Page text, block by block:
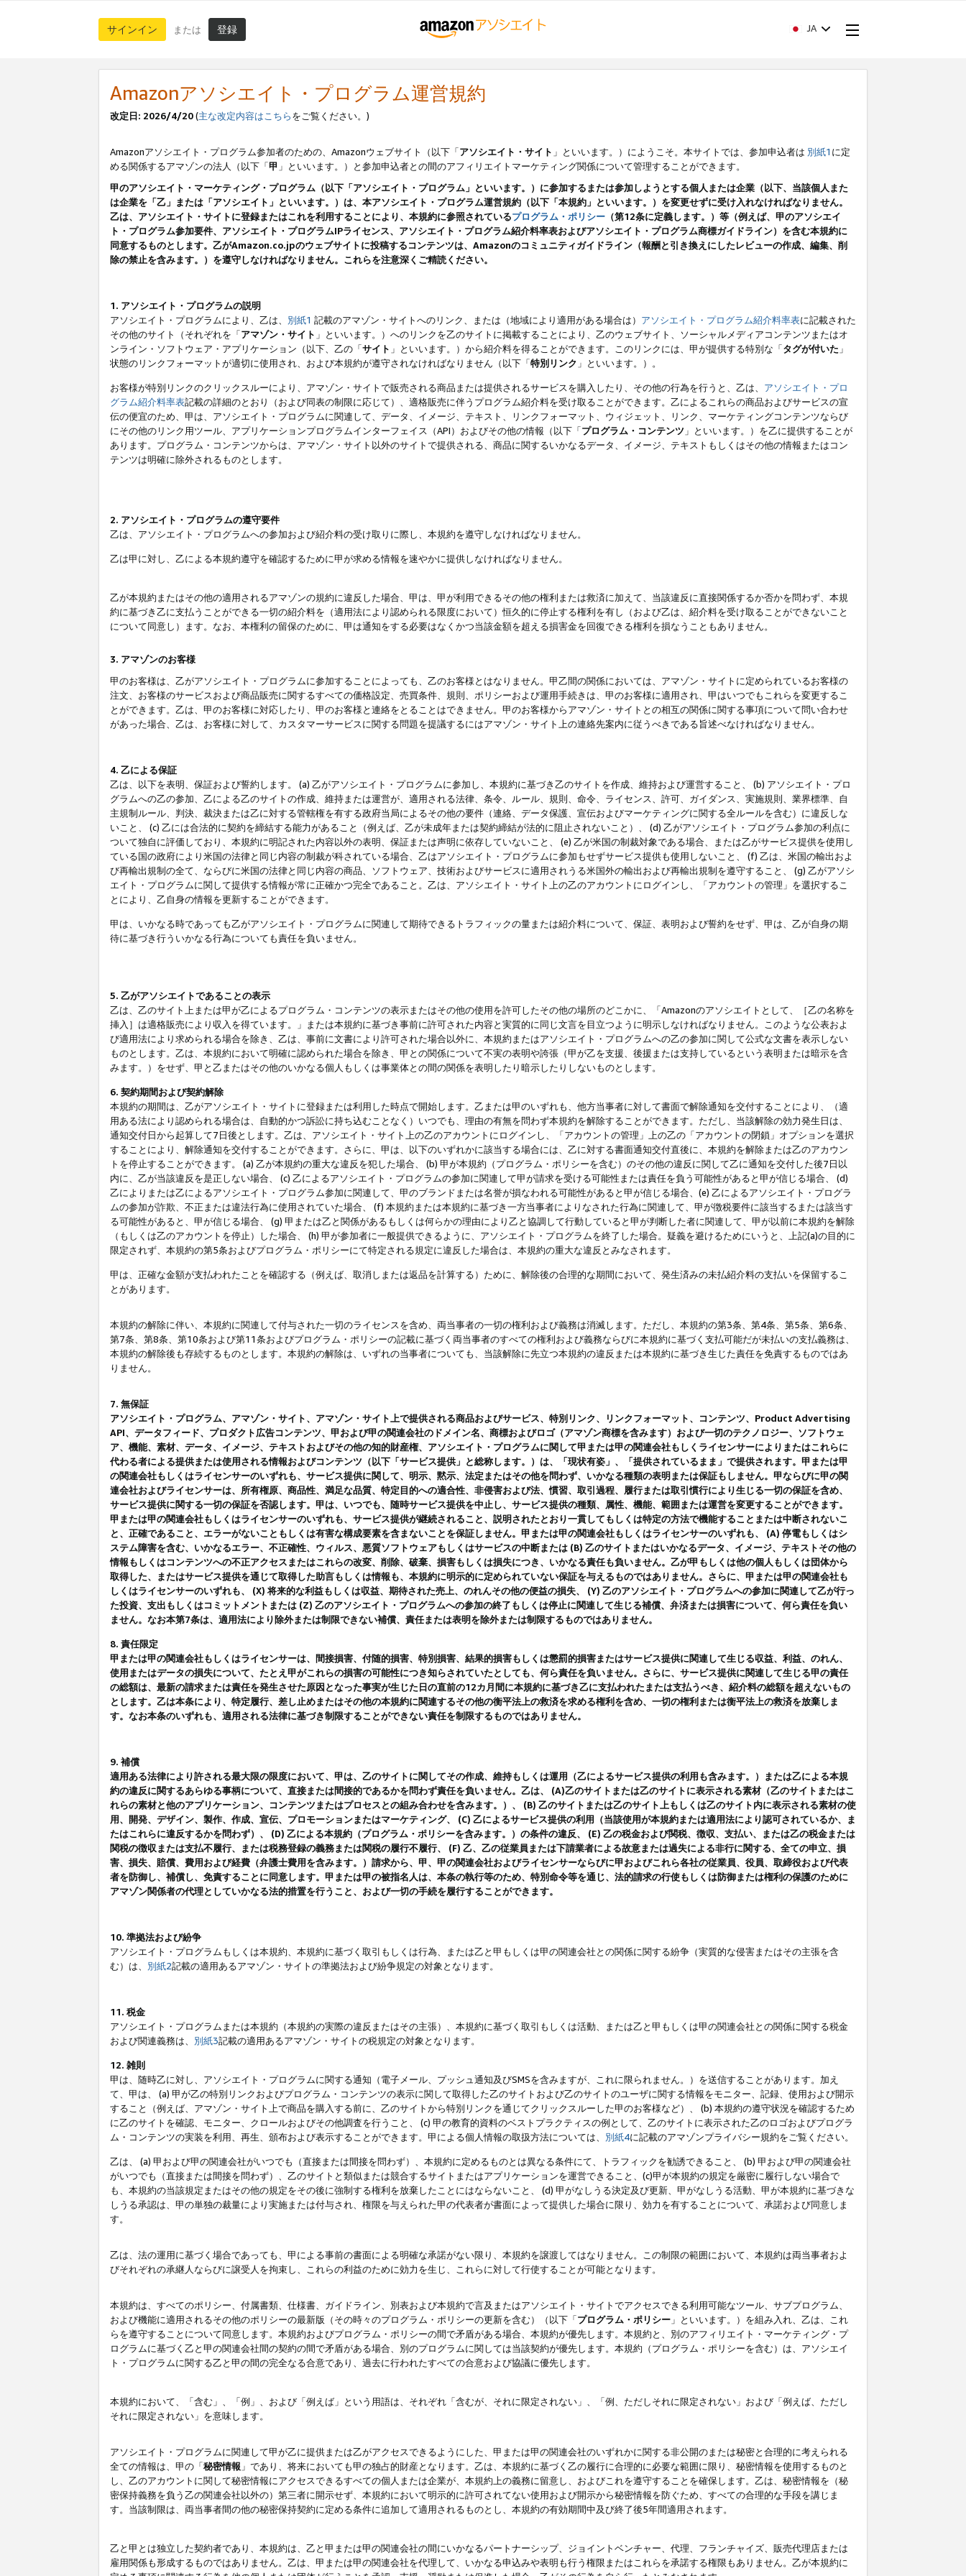
サインイン または 登録 JA
Amazonアソシエイト・プログラム運営規約
改定日: 2026/4/20(主な改定内容はこちらをご覧ください。)
Amazonアソシエイト・プログラム参加者のための、Amazonウェブサイト（以下「アソシエイト・サイト 」といいます。）にようこそ。本サイトでは、参加申込者は 別紙1 に定
める関係するアマゾンの法人（以下「甲 」といいます。）と参加申込者との間のアフィリエイトマーケティング関係について管理することができます。
甲のアソシエイト・マーケティング・プログラム（以下「アソシエイト・プログラム」といいます。）に参加するまたは参加しようとする個人または企業（以下、当該個人また
は企業を「乙」または「アソシエイト」といいます。）は、本アソシエイト・プログラム運営規約（以下「本規約」といいます。）を変更せずに受け入れなければなりません。
乙は、アソシエイト・サイトに登録またはこれを利用することにより、本規約に参照されているプログラム・ポリシー （第12条に定義します。）等（例えば、甲のアソシエイ
ト・プログラム参加要件、アソシエイト・プログラムIPライセンス、アソシエイト・プログラム紹介料率表およびアソシエイト・プログラム商標ガイドライン）を含む本規約に
同意するものとします。乙がAmazon.co.jpのウェブサイトに投稿するコンテンツは、Amazonのコミュニティガイドライン（報酬と引き換えにしたレビューの作成、編集、削
除の禁止を含みます。）を遵守しなければなりません。これらを注意深くご精読ください。
1. アソシエイト・プログラムの説明
アソシエイト・プログラムにより、乙は、 別紙1 記載のアマゾン・サイトへのリンク、または（地域により適用がある場合は） アソシエイト・プログラム紹介料率表に記載された
その他のサイト（それぞれを「アマゾン・サイト 」といいます。）へのリンクを乙のサイトに掲載することにより、乙のウェブサイト、ソーシャルメディアコンテンツまたはオ
ンライン・ソフトウェア・アプリケーション（以下、乙の「サイト 」といいます。）から紹介料を得ることができます。このリンクには、甲が提供する特別な「タグが付いた 」
状態のリンクフォーマットが適切に使用され、および本規約が遵守されなければなりません（以下「特別リンク 」といいます。）。
お客様が特別リンクのクリックスルーにより、アマゾン・サイトで販売される商品または提供されるサービスを購入したり、その他の行為を行うと、乙は、 アソシエイト・プロ
グラム紹介料率表記載の詳細のとおり（および同表の制限に応じて）、適格販売に伴うプログラム紹介料を受け取ることができます。乙によるこれらの商品およびサービスの宣
伝の便宜のため、甲は、アソシエイト・プログラムに関連して、データ、イメージ、テキスト、リンクフォーマット、ウィジェット、リンク、マーケティングコンテンツならび
にその他のリンク用ツール、アプリケーションプログラムインターフェイス（API）およびその他の情報（以下「プログラム・コンテンツ 」といいます。）を乙に提供することが
あります。プログラム・コンテンツからは、アマゾン・サイト以外のサイトで提供される、商品に関するいかなるデータ、イメージ、テキストもしくはその他の情報またはコン
テンツは明確に除外されるものとします。
2. アソシエイト・プログラムの遵守要件
乙は、アソシエイト・プログラムへの参加および紹介料の受け取りに際し、本規約を遵守しなければなりません。
乙は甲に対し、乙による本規約遵守を確認するために甲が求める情報を速やかに提供しなければなりません。
乙が本規約またはその他の適用されるアマゾンの規約に違反した場合、甲は、甲が利用できるその他の権利または救済に加えて、当該違反に直接関係するか否かを問わず、本規
約に基づき乙に支払うことができる一切の紹介料を（適用法により認められる限度において）恒久的に停止する権利を有し（および乙は、紹介料を受け取ることができないこと
について同意し）ます。なお、本権利の留保のために、甲は通知をする必要はなくかつ当該金額を超える損害金を回復できる権利を損なうこともありません。
3. アマゾンのお客様
甲のお客様は、乙がアソシエイト・プログラムに参加することによっても、乙のお客様とはなりません。甲乙間の関係においては、アマゾン・サイトに定められているお客様の
注文、お客様のサービスおよび商品販売に関するすべての価格設定、売買条件、規則、ポリシーおよび運用手続きは、甲のお客様に適用され、甲はいつでもこれらを変更するこ
とができます。乙は、甲のお客様に対応したり、甲のお客様と連絡をとることはできません。甲のお客様からアマゾン・サイトとの相互の関係に関する事項について問い合わせ
があった場合、乙は、お客様に対して、カスタマーサービスに関する問題を提議するにはアマゾン・サイト上の連絡先案内に従うべきである旨述べなければなりません。
4. 乙による保証
乙は、以下を表明、保証および誓約します。 (a) 乙がアソシエイト・プログラムに参加し、本規約に基づき乙のサイトを作成、維持および運営すること、 (b) アソシエイト・プロ
グラムへの乙の参加、乙による乙のサイトの作成、維持または運営が、適用される法律、条令、ルール、規則、命令、ライセンス、許可、ガイダンス、実施規則、業界標準、自
主規制ルール、判決、裁決または乙に対する管轄権を有する政府当局によるその他の要件（連絡、データ保護、宣伝およびマーケティングに関する全ルールを含む）に違反しな
いこと、 (c) 乙には合法的に契約を締結する能力があること（例えば、乙が未成年または契約締結が法的に阻止されないこと）、 (d) 乙がアソシエイト・プログラム参加の利点に
ついて独自に評価しており、本規約に明記された内容以外の表明、保証または声明に依存していないこと、 (e) 乙が米国の制裁対象である場合、または乙がサービス提供を使用し
ている国の政府により米国の法律と同じ内容の制裁が科されている場合、乙はアソシエイト・プログラムに参加もせずサービス提供も使用しないこと、 (f) 乙は、米国の輸出およ
び再輸出規制の全て、ならびに米国の法律と同じ内容の商品、ソフトウェア、技術およびサービスに適用されうる米国外の輸出および再輸出規制を遵守すること、 (g) 乙がアソシ
エイト・プログラムに関して提供する情報が常に正確かつ完全であること。乙は、アソシエイト・サイト上の乙のアカウントにログインし、「アカウントの管理」を選択するこ
とにより、乙自身の情報を更新することができます。
甲は、いかなる時であっても乙がアソシエイト・プログラムに関連して期待できるトラフィックの量または紹介料について、保証、表明および誓約をせず、甲は、乙が自身の期
待に基づき行ういかなる行為についても責任を負いません。
5. 乙がアソシエイトであることの表示
乙は、乙のサイト上または甲が乙によるプログラム・コンテンツの表示またはその他の使用を許可したその他の場所のどこかに、「Amazonのアソシエイトとして、［乙の名称を
挿入］は適格販売により収入を得ています。」または本規約に基づき事前に許可された内容と実質的に同じ文言を目立つように明示しなければなりません。このような公表およ
び適用法により求められる場合を除き、乙は、事前に文書により許可された場合以外に、本規約またはアソシエイト・プログラムへの乙の参加に関して公式な文書を表示しない
ものとします。乙は、本規約において明確に認められた場合を除き、甲との関係について不実の表明や誇張（甲が乙を支援、後援または支持しているという表明または暗示を含
みます。）をせず、甲と乙またはその他のいかなる個人もしくは事業体との間の関係を表明したり暗示したりしないものとします。
6. 契約期間および契約解除
本規約の期間は、乙がアソシエイト・サイトに登録または利用した時点で開始します。乙または甲のいずれも、他方当事者に対して書面で解除通知を交付することにより、（適
用ある法により認められる場合は、自動的かつ訴訟に持ち込むことなく）いつでも、理由の有無を問わず本規約を解除することができます。ただし、当該解除の効力発生日は、
通知交付日から起算して7日後とします。乙は、アソシエイト・サイト上の乙のアカウントにログインし、「アカウントの管理」上の乙の「アカウントの閉鎖」オプションを選択
することにより、解除通知を交付することができます。さらに、甲は、以下のいずれかに該当する場合には、乙に対する書面通知交付直後に、本規約を解除または乙のアカウン
トを停止することができます。 (a) 乙が本規約の重大な違反を犯した場合、 (b) 甲が本規約（プログラム・ポリシーを含む）のその他の違反に関して乙に通知を交付した後7日以
内に、乙が当該違反を是正しない場合、 (c) 乙によるアソシエイト・プログラムの参加に関連して甲が請求を受ける可能性または責任を負う可能性があると甲が信じる場合、 (d)
乙によりまたは乙によるアソシエイト・プログラム参加に関連して、甲のブランドまたは名誉が損なわれる可能性があると甲が信じる場合、(e) 乙によるアソシエイト・プログラ
ムの参加が詐欺、不正または違法行為に使用されていた場合、 (f) 本規約または本規約に基づき一方当事者によりなされた行為に関連して、甲が徴税要件に該当するまたは該当す
る可能性があると、甲が信じる場合、 (g) 甲または乙と関係があるもしくは何らかの理由により乙と協調して行動していると甲が判断した者に関連して、甲が以前に本規約を解除
（もしくは乙のアカウントを停止）した場合、 (h) 甲が参加者に一般提供できるように、アソシエイト・プログラムを終了した場合。疑義を避けるためにいうと、上記(a)の目的に
限定されず、本規約の第5条およびプログラム・ポリシーにて特定される規定に違反した場合は、本規約の重大な違反とみなされます。
甲は、正確な金額が支払われたことを確認する（例えば、取消しまたは返品を計算する）ために、解除後の合理的な期間において、発生済みの未払紹介料の支払いを保留するこ
とがあります。
本規約の解除に伴い、本規約に関連して付与された一切のライセンスを含め、両当事者の一切の権利および義務は消滅します。ただし、本規約の第3条、第4条、第5条、第6条、
第7条、第8条、第10条および第11条およびプログラム・ポリシーの記載に基づく両当事者のすべての権利および義務ならびに本規約に基づく支払可能だが未払いの支払義務は、
本規約の解除後も存続するものとします。本規約の解除は、いずれの当事者についても、当該解除に先立つ本規約の違反または本規約に基づき生じた責任を免責するものではあ
りません。
7. 無保証
アソシエイト・プログラム、アマゾン・サイト、アマゾン・サイト上で提供される商品およびサービス、特別リンク、リンクフォーマット、コンテンツ、Product Advertising
API、データフィード、プロダクト広告コンテンツ、甲および甲の関連会社のドメイン名、商標およびロゴ（アマゾン商標を含みます）および一切のテクノロジー、ソフトウェ
ア、機能、素材、データ、イメージ、テキストおよびその他の知的財産権、アソシエイト・プログラムに関して甲または甲の関連会社もしくライセンサーによりまたはこれらに
代わる者による提供または使用される情報およびコンテンツ（以下「サービス提供」と総称します。）は、「現状有姿」、「提供されているまま」で提供されます。甲または甲
の関連会社もしくはライセンサーのいずれも、サービス提供に関して、明示、黙示、法定またはその他を問わず、いかなる種類の表明または保証もしません。甲ならびに甲の関
連会社およびライセンサーは、所有権原、商品性、満足な品質、特定目的への適合性、非侵害および法、慣習、取引過程、履行または取引慣行により生じる一切の保証を含め、
サービス提供に関する一切の保証を否認します。甲は、いつでも、随時サービス提供を中止し、サービス提供の種類、属性、機能、範囲または運営を変更することができます。
甲または甲の関連会社もしくはライセンサーのいずれも、サービス提供が継続されること、説明されたとおり一貫してもしくは特定の方法で機能することまたは中断されないこ
と、正確であること、エラーがないこともしくは有害な構成要素を含まないことを保証しません。甲または甲の関連会社もしくはライセンサーのいずれも、 (A) 停電もしくはシ
ステム障害を含む、いかなるエラー、不正確性、ウィルス、悪質ソフトウェアもしくはサービスの中断または (B) 乙のサイトまたはいかなるデータ、イメージ、テキストその他の
情報もしくはコンテンツへの不正アクセスまたはこれらの改変、削除、破棄、損害もしくは損失につき、いかなる責任も負いません。乙が甲もしくは他の個人もしくは団体から
取得した、またはサービス提供を通じて取得した助言もしくは情報も、本規約に明示的に定められていない保証を与えるものではありません。さらに、甲または甲の関連会社も
しくはライセンサーのいずれも、 (X) 将来的な利益もしくは収益、期待された売上、のれんその他の便益の損失、 (Y) 乙のアソシエイト・プログラムへの参加に関連して乙が行っ
た投資、支出もしくはコミットメントまたは (Z) 乙のアソシエイト・プログラムへの参加の終了もしくは停止に関連して生じる補償、弁済または損害について、何ら責任を負い
ません。なお本第7条は、適用法により除外または制限できない補償、責任または表明を除外または制限するものではありません。
8. 責任限定
甲または甲の関連会社もしくはライセンサーは、間接損害、付随的損害、特別損害、結果的損害もしくは懲罰的損害またはサービス提供に関連して生じる収益、利益、のれん、
使用またはデータの損失について、たとえ甲がこれらの損害の可能性につき知らされていたとしても、何ら責任を負いません。さらに、サービス提供に関連して生じる甲の責任
の総額は、最新の請求または責任を発生させた原因となった事実が生じた日の直前の12カ月間に本規約に基づき乙に支払われたまたは支払うべき、紹介料の総額を超えないもの
とします。乙は本条により、特定履行、差し止めまたはその他の本規約に関連するその他の衡平法上の救済を求める権利を含め、一切の権利または衡平法上の救済を放棄しま
す。なお本条のいずれも、適用される法律に基づき制限することができない責任を制限するものではありません。
9. 補償
適用ある法律により許される最大限の限度において、甲は、乙のサイトに関してその作成、維持もしくは運用（乙によるサービス提供の利用も含みます。）または乙による本規
約の違反に関するあらゆる事柄について、直接または間接的であるかを問わず責任を負いません。乙は、 (A)乙のサイトまたは乙のサイトに表示される素材（乙のサイトまたはこ
れらの素材と他のアプリケーション、コンテンツまたはプロセスとの組み合わせを含みます。）、 (B) 乙のサイトまたは乙のサイト上もしくは乙のサイト内に表示される素材の使
用、開発、デザイン、製作、作成、宣伝、プロモーションまたはマーケティング、 (C) 乙によるサービス提供の利用（当該使用が本規約または適用法により認可されているか、ま
たはこれらに違反するかを問わず）、 (D) 乙による本規約（プログラム・ポリシーを含みます。）の条件の違反、 (E) 乙の税金および関税、徴収、支払い、または乙の税金または
関税の徴収または支払不履行、または税務登録の義務または関税の履行不履行、 (F) 乙、乙の従業員または下請業者による故意または過失による非行に関する、全ての申立、損
害、損失、賠償、費用および経費（弁護士費用を含みます。）請求から、甲、甲の関連会社およびライセンサーならびに甲およびこれら各社の従業員、役員、取締役および代表
者を防御し、補償し、免責することに同意します。甲または甲の被指名人は、本条の執行等のため、特別命令等を通じ、法的請求の行使もしくは防御または権利の保護のために
アマゾン関係者の代理としていかなる法的措置を行うこと、および一切の手続を履行することができます。
10. 準拠法および紛争
アソシエイト・プログラムもしくは本規約、本規約に基づく取引もしくは行為、または乙と甲もしくは甲の関連会社との関係に関する紛争（実質的な侵害またはその主張を含
む）は、 別紙2記載の適用あるアマゾン・サイトの準拠法および紛争規定の対象となります。
11. 税金
アソシエイト・プログラムまたは本規約（本規約の実際の違反またはその主張）、本規約に基づく取引もしくは活動、または乙と甲もしくは甲の関連会社との関係に関する税金
および関連義務は、 別紙3記載の適用あるアマゾン・サイトの税規定の対象となります。
12. 雑則
甲は、随時乙に対し、アソシエイト・プログラムに関する通知（電子メール、プッシュ通知及びSMSを含みますが、これに限られません。）を送信することがあります。加え
て、甲は、 (a) 甲が乙の特別リンクおよびプログラム・コンテンツの表示に関して取得した乙のサイトおよび乙のサイトのユーザに関する情報をモニター、記録、使用および開示
すること（例えば、アマゾン・サイト上で商品を購入する前に、乙のサイトから特別リンクを通じてクリックスルーした甲のお客様など）、 (b) 本規約の遵守状況を確認するため
に乙のサイトを確認、モニター、クロールおよびその他調査を行うこと、 (c) 甲の教育的資料のベストプラクティスの例として、乙のサイトに表示された乙のロゴおよびプログラ
ム・コンテンツの実装を利用、再生、頒布および表示することができます。甲による個人情報の取扱方法については、 別紙4に記載のアマゾンプライバシー規約をご覧ください。
乙は、 (a) 甲および甲の関連会社がいつでも（直接または間接を問わず）、本規約に定めるものとは異なる条件にて、トラフィックを勧誘できること、 (b) 甲および甲の関連会社
がいつでも（直接または間接を問わず）、乙のサイトと類似または競合するサイトまたはアプリケーションを運営できること、(c)甲が本規約の規定を厳密に履行しない場合で
も、本規約の当該規定またはその他の規定をその後に強制する権利を放棄したことにはならないこと、 (d) 甲がなしうる決定及び更新、甲がなしうる活動、甲が本規約に基づきな
しうる承認は、甲の単独の裁量により実施または付与され、権限を与えられた甲の代表者が書面によって提供した場合に限り、効力を有することについて、承諾および同意しま
す。
乙は、法の運用に基づく場合であっても、甲による事前の書面による明確な承諾がない限り、本規約を譲渡してはなりません。この制限の範囲において、本規約は両当事者およ
びそれぞれの承継人ならびに譲受人を拘束し、これらの利益のために効力を生じ、これらに対して行使することが可能となります。
本規約は、すべてのポリシー、付属書類、仕様書、ガイドライン、別表および本規約で言及またはアソシエイト・サイトでアクセスできる利用可能なツール、サブプログラム、
および機能に適用されるその他のポリシーの最新版（その時々のプログラム・ポリシーの更新を含む）（以下「プログラム・ポリシー 」といいます。）を組み入れ、乙は、これ
らを遵守することについて同意します。本規約およびプログラム・ポリシーの間で矛盾がある場合、本規約が優先します。本規約と、別のアフィリエイト・マーケティング・プ
ログラムに基づく乙と甲の関連会社間の契約の間で矛盾がある場合、別のプログラムに関しては当該契約が優先します。本規約（プログラム・ポリシーを含む）は、アソシエイ
ト・プログラムに関する乙と甲の間の完全なる合意であり、過去に行われたすべての合意および協議に優先します。
本規約において、「含む」、「例」、および「例えば」という用語は、それぞれ「含むが、それに限定されない」、「例、ただしそれに限定されない」および「例えば、ただし
それに限定されない」を意味します。
アソシエイト・プログラムに関連して甲が乙に提供または乙がアクセスできるようにした、甲または甲の関連会社のいずれかに関する非公開のまたは秘密と合理的に考えられる
全ての情報は、甲の「秘密情報 」であり、将来においても甲の独占的財産となります。乙は、本規約に基づく乙の履行に合理的に必要な範囲に限り、秘密情報を使用するものと
し、乙のアカウントに関して秘密情報にアクセスできるすべての個人または企業が、本規約上の義務に留意し、およびこれを遵守することを確保します。乙は、秘密情報を（秘
密保持義務を負う乙の関連会社以外の）第三者に開示せず、本規約において明示的に許可されてない使用および開示から秘密情報を防ぐため、すべての合理的な手段を講じま
す。当該制限は、両当事者間の他の秘密保持契約に定める条件に追加して適用されるものとし、本規約の有効期間中及び終了後5年間適用されます。
乙と甲とは独立した契約者であり、本規約は、乙と甲または甲の関連会社の間にいかなるパートナーシップ、ジョイントベンチャー、代理、フランチャイズ、販売代理店または
雇用関係も形成するものではありません。乙は、甲または甲の関連会社を代理して、いかなる申込みや表明も行う権限またはこれらを承諾する権限もありません。乙が本規約に